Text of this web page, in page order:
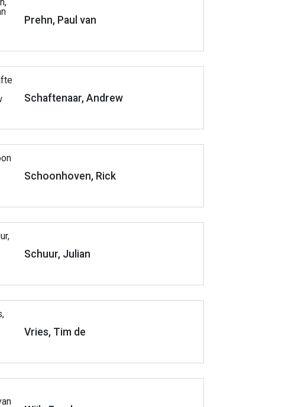
Prehn, Paul van
Schaftenaar, Andrew
Schoonhoven, Rick
Schuur, Julian
Vries, Tim de